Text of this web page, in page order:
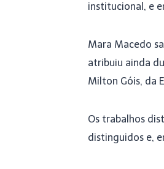
institucional, e
Mara Macedo
atribuiu ainda
Milton Góis, da
Os trabalhos
distinguidos e,